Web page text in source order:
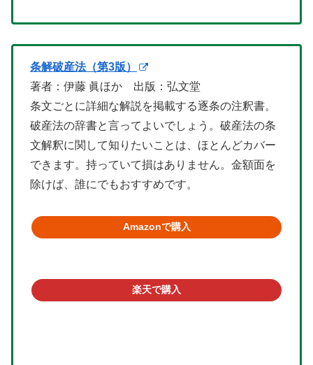
条解破産法（第3版）
著者：伊藤 眞ほか 出版：弘文堂
条文ごとに詳細な解説を掲載する逐条の注釈書。
破産法の辞書と言ってよいでしょう。破産法の条
文解釈に関して知りたいことは、ほとんどカバー
できます。持っていて損はありません。金額面を
除けば、誰にでもおすすめです。
Amazonで購入
楽天で購入